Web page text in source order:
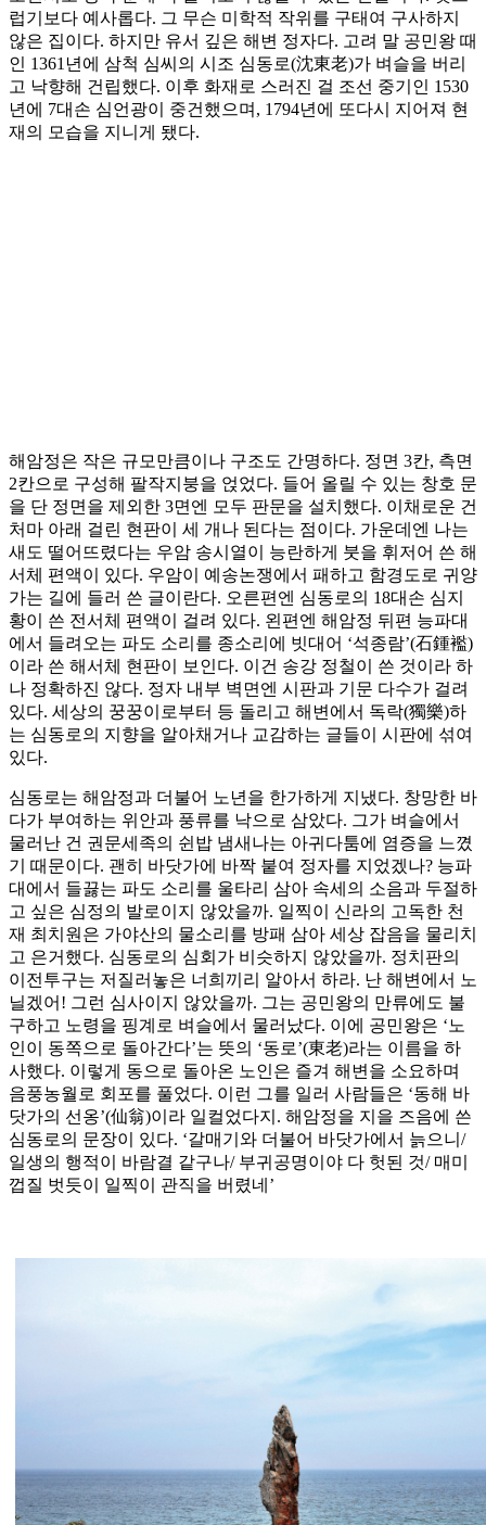
럽기보다 예사롭다. 그 무슨 미학적 작위를 구태여 구사하지
않은 집이다. 하지만 유서 깊은 해변 정자다. 고려 말 공민왕 때
인 1361년에 삼척 심씨의 시조 심동로(沈東老)가 벼슬을 버리
고 낙향해 건립했다. 이후 화재로 스러진 걸 조선 중기인 1530
년에 7대손 심언광이 중건했으며, 1794년에 또다시 지어져 현
재의 모습을 지니게 됐다.
해암정은 작은 규모만큼이나 구조도 간명하다. 정면 3칸, 측면
2칸으로 구성해 팔작지붕을 얹었다. 들어 올릴 수 있는 창호 문
을 단 정면을 제외한 3면엔 모두 판문을 설치했다. 이채로운 건
처마 아래 걸린 현판이 세 개나 된다는 점이다. 가운데엔 나는
새도 떨어뜨렸다는 우암 송시열이 능란하게 붓을 휘저어 쓴 해
서체 편액이 있다. 우암이 예송논쟁에서 패하고 함경도로 귀양
가는 길에 들러 쓴 글이란다. 오른편엔 심동로의 18대손 심지
황이 쓴 전서체 편액이 걸려 있다. 왼편엔 해암정 뒤편 능파대
에서 들려오는 파도 소리를 종소리에 빗대어 ‘석종람’(石鍾襤)
이라 쓴 해서체 현판이 보인다. 이건 송강 정철이 쓴 것이라 하
나 정확하진 않다. 정자 내부 벽면엔 시판과 기문 다수가 걸려
있다. 세상의 꿍꿍이로부터 등 돌리고 해변에서 독락(獨樂)하
는 심동로의 지향을 알아채거나 교감하는 글들이 시판에 섞여
있다.
심동로는 해암정과 더불어 노년을 한가하게 지냈다. 창망한 바
다가 부여하는 위안과 풍류를 낙으로 삼았다. 그가 벼슬에서
물러난 건 권문세족의 쉰밥 냄새나는 아귀다툼에 염증을 느꼈
기 때문이다. 괜히 바닷가에 바짝 붙여 정자를 지었겠나? 능파
대에서 들끓는 파도 소리를 울타리 삼아 속세의 소음과 두절하
고 싶은 심정의 발로이지 않았을까. 일찍이 신라의 고독한 천
재 최치원은 가야산의 물소리를 방패 삼아 세상 잡음을 물리치
고 은거했다. 심동로의 심회가 비슷하지 않았을까. 정치판의
이전투구는 저질러놓은 너희끼리 알아서 하라. 난 해변에서 노
닐겠어! 그런 심사이지 않았을까. 그는 공민왕의 만류에도 불
구하고 노령을 핑계로 벼슬에서 물러났다. 이에 공민왕은 ‘노
인이 동쪽으로 돌아간다’는 뜻의 ‘동로’(東老)라는 이름을 하
사했다. 이렇게 동으로 돌아온 노인은 즐겨 해변을 소요하며
음풍농월로 회포를 풀었다. 이런 그를 일러 사람들은 ‘동해 바
닷가의 선옹’(仙翁)이라 일컬었다지. 해암정을 지을 즈음에 쓴
심동로의 문장이 있다. ‘갈매기와 더불어 바닷가에서 늙으니/
일생의 행적이 바람결 같구나/ 부귀공명이야 다 헛된 것/ 매미
껍질 벗듯이 일찍이 관직을 버렸네’